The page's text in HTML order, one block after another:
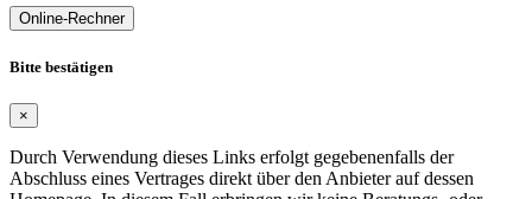
Online-Rechner
Bitte bestätigen
×
Durch Verwendung dieses Links erfolgt gegebenenfalls der
Abschluss eines Vertrages direkt über den Anbieter auf dessen